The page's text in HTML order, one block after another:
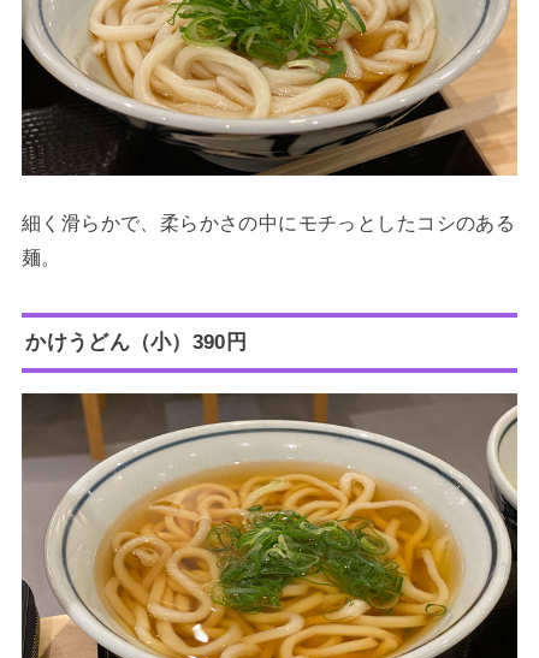
細く滑らかで、柔らかさの中にモチっとしたコシのある
麺。
かけうどん（小）390円